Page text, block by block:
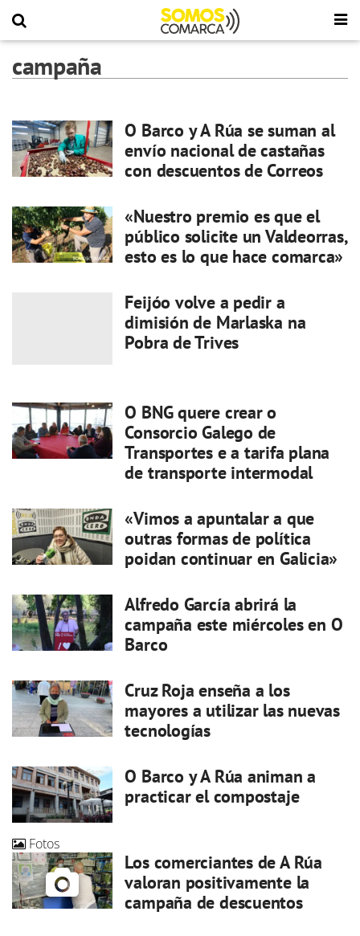
campaña
O Barco y A Rúa se suman al
envío nacional de castañas
con descuentos de Correos
«Nuestro premio es que el
público solicite un Valdeorras,
esto es lo que hace comarca»
Feijóo volve a pedir a
dimisión de Marlaska na
Pobra de Trives
O BNG quere crear o
Consorcio Galego de
Transportes e a tarifa plana
de transporte intermodal
«Vimos a apuntalar a que
outras formas de política
poidan continuar en Galicia»
Alfredo García abrirá la
campaña este miércoles en O
Barco
Cruz Roja enseña a los
mayores a utilizar las nuevas
tecnologías
O Barco y A Rúa animan a
practicar el compostaje
Fotos
Los comerciantes de A Rúa
valoran positivamente la
campaña de descuentos